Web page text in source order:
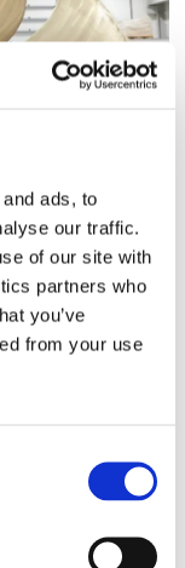
ads, to
our traffic.
of our site with
partners who
you’ve
from your use